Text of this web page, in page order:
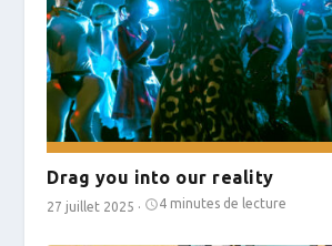
Drag you into our reality
27 juillet 2025 · 4 minutes de lecture